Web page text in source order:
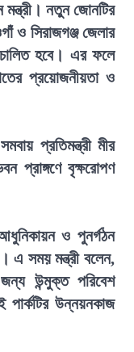
নতুন জোনটির
ও সিরাজগঞ্জ জেলার
হবে। এর ফলে
প্রয়োজনীয়তা ও
প্রতিমন্ত্রী মীর
প্রাঙ্গণে বৃক্ষরোপণ
আধুনিকায়ন ও পুনর্গঠন
এ সময় মন্ত্রী বলেন,
জন্য উন্মুক্ত পরিবেশ
পার্কটির উন্নয়নকাজ